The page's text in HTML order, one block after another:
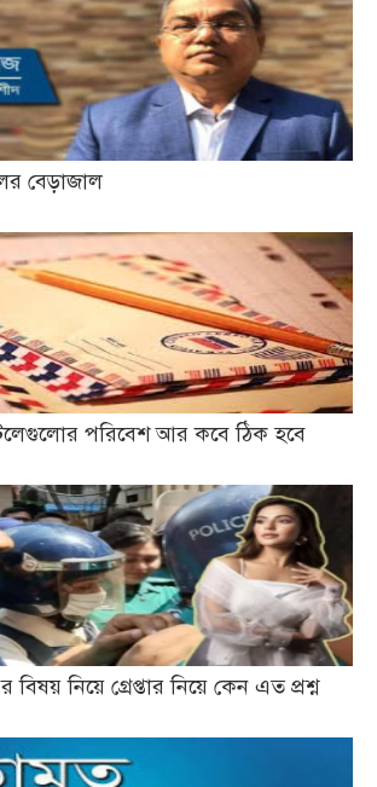
বেড়াজাল
পরিবেশ আর কবে ঠিক হবে
বিষয় নিয়ে গ্রেপ্তার নিয়ে কেন এত প্রশ্ন